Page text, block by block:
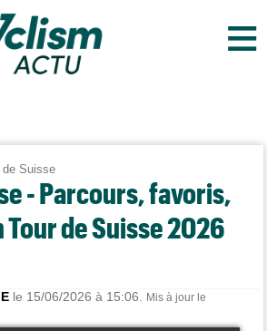
≡
de Suisse
- Parcours, favoris,
de Suisse 2026
le 15/06/2026 à 15:06.
Mis à jour le